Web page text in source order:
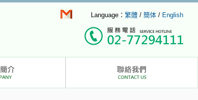
Language： 繁體 / 簡体 / English